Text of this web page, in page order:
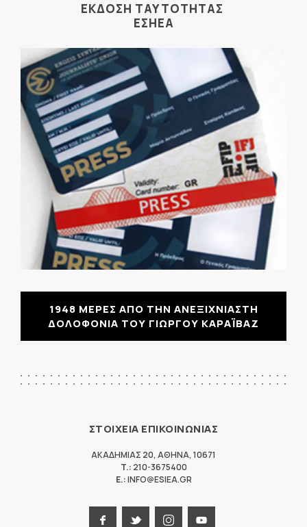
ΕΚΔΟΣΗ ΤΑΥΤΟΤΗΤΑΣ
ΕΣΗΕΑ
1948 ΜΕΡΕΣ ΑΠΟ ΤΗΝ ΑΝΕΞΙΧΝΙΑΣΤΗ
ΔΟΛΟΦΟΝΙΑ ΤΟΥ ΓΙΩΡΓΟΥ ΚΑΡΑΪΒΑΖ
ΣΤΟΙΧΕΙΑ ΕΠΙΚΟΙΝΩΝΙΑΣ
ΑΚΑΔΗΜΙΑΣ 20, ΑΘΗΝΑ, 10671
T.: 210-3675400
E.:INFO@ESIEA.GR